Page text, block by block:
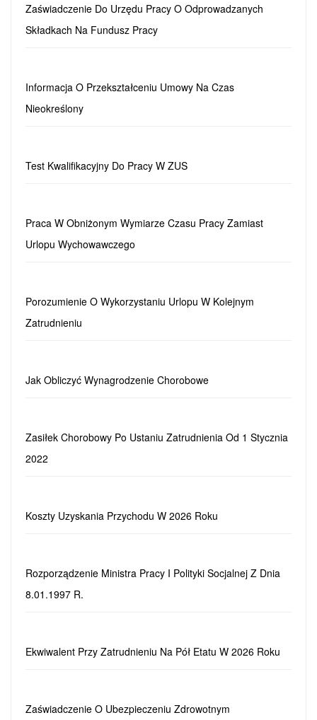
Zaświadczenie Do Urzędu Pracy O Odprowadzanych
Składkach Na Fundusz Pracy
Informacja O Przekształceniu Umowy Na Czas
Nieokreślony
Test Kwalifikacyjny Do Pracy W ZUS
Praca W Obniżonym Wymiarze Czasu Pracy Zamiast
Urlopu Wychowawczego
Porozumienie O Wykorzystaniu Urlopu W Kolejnym
Zatrudnieniu
Jak Obliczyć Wynagrodzenie Chorobowe
Zasiłek Chorobowy Po Ustaniu Zatrudnienia Od 1 Stycznia
2022
Koszty Uzyskania Przychodu W 2026 Roku
Rozporządzenie Ministra Pracy I Polityki Socjalnej Z Dnia
8.01.1997 R.
Ekwiwalent Przy Zatrudnieniu Na Pół Etatu W 2026 Roku
Zaświadczenie O Ubezpieczeniu Zdrowotnym